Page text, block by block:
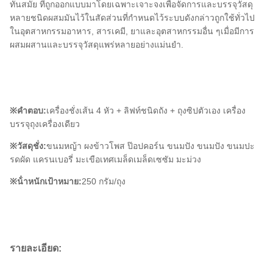
ทันสมัย ที่ถูกออกแบบมาโดยเฉพาะเจาะจงเพื่อจัดการและบรรจุวัสดุ
หลายชนิดผสมมันไว้ในสัดส่วนที่กําหนดไว้ระบบดังกล่าวถูกใช้ทั่วไป
ในอุตสาหกรรมอาหาร, สารเคมี, ยาและอุตสาหกรรมอื่น ๆเมื่อมีการ
ผสมผสานและบรรจุวัสดุแพร่หลายอย่างแม่นยํา.
※คําตอบ:เครื่องชั่งเส้น 4 หัว + ลิฟท์ชนิดถัง + ถุงซิปตัวเอง เครื่อง
บรรจุถุงเครื่องเดียว
※วัสดุชั่ง:ขนมหญ้า ผงข้าวโพส ป๊อปคอร์น ขนมปัง ขนมปัง ขนมปะ
รดผัด แครนเบอรี่ มะเขือเทศเมล็ดเมล็ดเซซัม มะม่วง
※น้ําหนักเป้าหมาย:250 กรัม/ถุง
รายละเอียด: